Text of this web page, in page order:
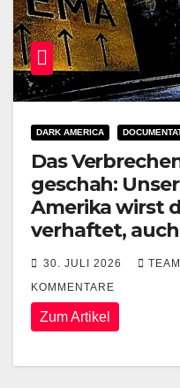
DARK AMERICA
Das
geschah:
Amerika wirst
verhaftet,
30. JULI 2026
KOMMENTARE
Zum Artikel